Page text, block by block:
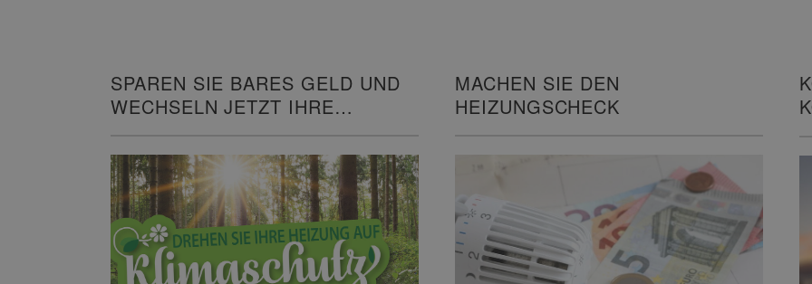
SPAREN SIE BARES GELD UND
WECHSELN JETZT IHRE
MACHEN SIE DEN
HEIZUNGSCHECK